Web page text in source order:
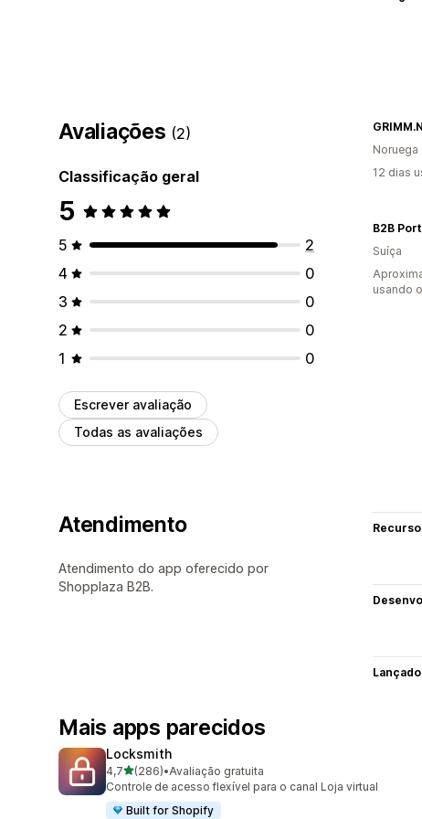
Avaliações (2)
Classificação geral
5
5
2
4
0
3
0
2
0
1
0
Escrever avaliação
Todas as avaliações
Noruega
12 dias
B2B
Suíça
usando
Atendimento
Atendimento do app oferecido por
Shopplaza B2B.
Lançado
Mais apps parecidos
Locksmith
4,7de 5 estrelas
(286)
286 avaliações ao todo
•Avaliação gratuita
Controle de acesso flexível para o canal Loja virtual
Built for Shopify